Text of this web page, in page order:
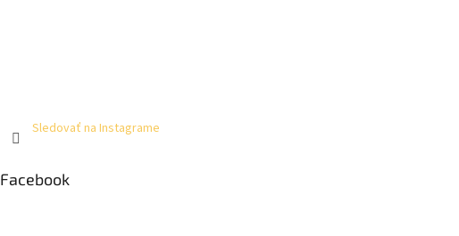
Sledovať na Instagrame
Facebook